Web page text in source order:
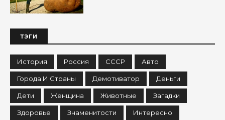
ТЭГИ
История Россия СССР Авто
Города И Страны Демотиватор Деньги
Дети Женщина Животные Загадки
Здоровье Знаменитости Интересно